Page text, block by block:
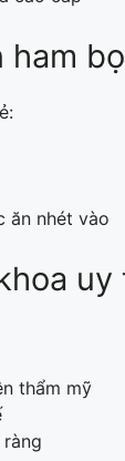
ham
ăn nhét vào
uy
thẩm mỹ